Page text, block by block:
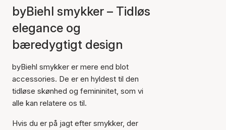
byBiehl smykker – Tidløs
elegance og
bæredygtigt design
byBiehl smykker er mere end blot
accessories. De er en hyldest til den
tidløse skønhed og femininitet, som vi
alle kan relatere os til.
Hvis du er på jagt efter smykker, der